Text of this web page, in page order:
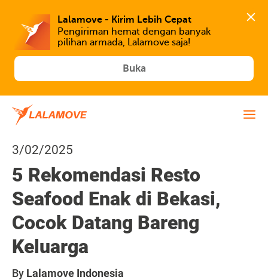
Lalamove - Kirim Lebih Cepat
Pengiriman hemat dengan banyak
Buka
3/02/2025
5 Rekomendasi Resto
Seafood Enak di Bekasi,
Cocok Datang Bareng
Keluarga
By Lalamove Indonesia